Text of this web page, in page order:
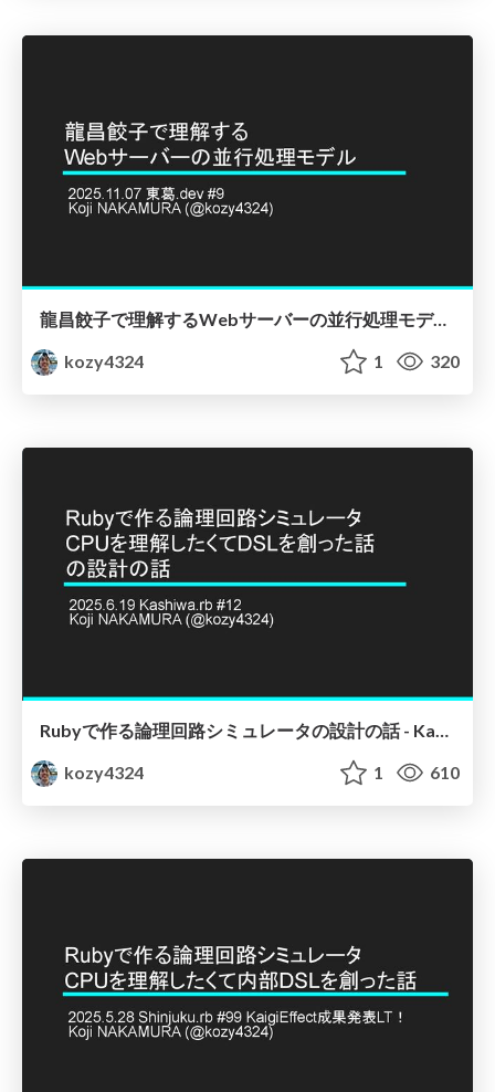
龍昌餃子で理解するWebサーバーの並行処理モデル - 東葛.dev #9
kozy4324
1 320
Rubyで作る論理回路シミュレータの設計の話 - Kashiwa.rb #12
kozy4324
1 610